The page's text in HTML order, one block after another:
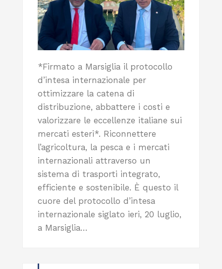
*Firmato a Marsiglia il protocollo
d’intesa internazionale per
ottimizzare la catena di
distribuzione, abbattere i costi e
valorizzare le eccellenze italiane sui
mercati esteri*. Riconnettere
l’agricoltura, la pesca e i mercati
internazionali attraverso un
sistema di trasporti integrato,
efficiente e sostenibile. È questo il
cuore del protocollo d’intesa
internazionale siglato ieri, 20 luglio,
a Marsiglia…